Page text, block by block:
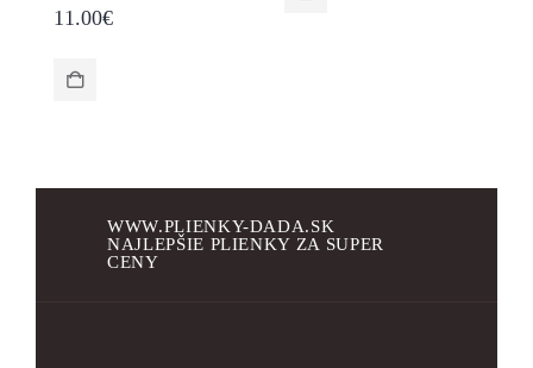
0 z 5
11.00€
WWW.PLIENKY-DADA.SK
NAJLEPŠIE PLIENKY ZA SUPER
CENY